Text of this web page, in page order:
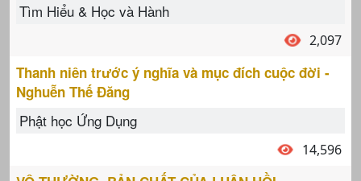
Tìm Hiểu & Học và Hành
2,097
Thanh niên trước ý nghĩa và mục đích cuộc đời -
Nghuễn Thế Đăng
Phật học Ứng Dụng
14,596